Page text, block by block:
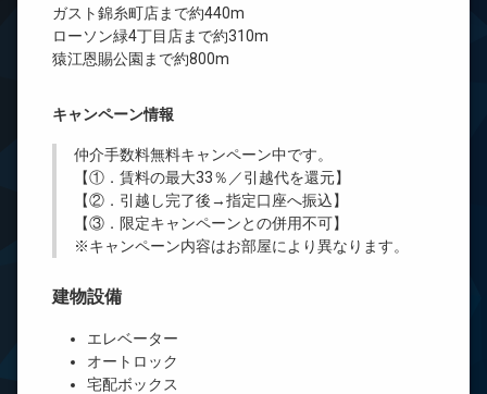
ガスト錦糸町店まで約440m
ローソン緑4丁目店まで約310m
猿江恩賜公園まで約800m
キャンペーン情報
仲介手数料無料キャンペーン中です。
【①．賃料の最大33％／引越代を還元】
【②．引越し完了後→指定口座へ振込】
【③．限定キャンペーンとの併用不可】
※キャンペーン内容はお部屋により異なります。
建物設備
エレベーター
オートロック
宅配ボックス